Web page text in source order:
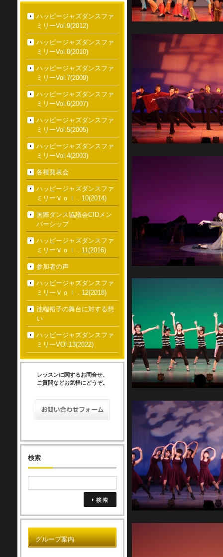
ハッピージャズダンスファ
ミリーVol.9(2012)
ハッピージャズダンスファ
ミリーVol.8(2010)
ハッピージャズダンスファ
ミリーVol.7(2009)
ハッピージャズダンスファ
ミリーVol.6(2007)
ハッピージャズダンスファ
ミリーVol.5(2005)
ハッピージャズダンスファ
ミリーVol.4(2003)
各種発表会
ハッピージャズダンスファ
ミリーＶｏｌ．10(2014)
国際ダンス協議会CIDメン
バーシップ
ハッピージャズダンスファ
ミリーＶｏｌ．11(2016)
参加者の声
ハッピージャズダンスファ
ミリーＶｏｌ．12(2018)
池端裕子の舞台に対する想
い
ハッピージャズダンスファ
ミリーVOl.13(2022)
レッスンに関するお問合せ、
ご質問などお気軽にどうぞ。
検索
グループ案内